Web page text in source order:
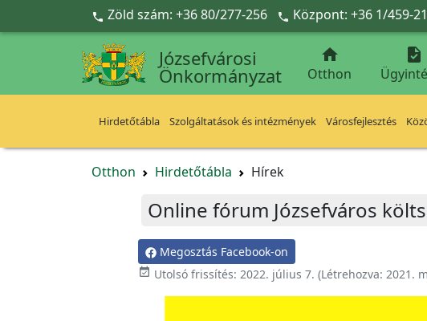
Ugrás a fő tartalomra
 Zöld szám: +36 80/277-256  Központ: +36 1/459-
Józsefvárosi
Önkormányzat

Otthon

Hirdetőtábla Szolgáltatások és intézmények Városfejlesztés
Otthon Hirdetőtábla Hírek
Online fórum Józsefváros
Megosztás Facebook-on
 Utolsó frissítés: 2022. július 7. (Létrehozva: 2021.